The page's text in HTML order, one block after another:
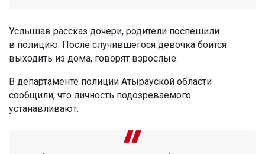
Услышав рассказ дочери, родители поспешили
в полицию. После случившегося девочка боится
выходить из дома, говорят взрослые.
В департаменте полиции Атырауской области
сообщили, что личность подозреваемого
устанавливают.